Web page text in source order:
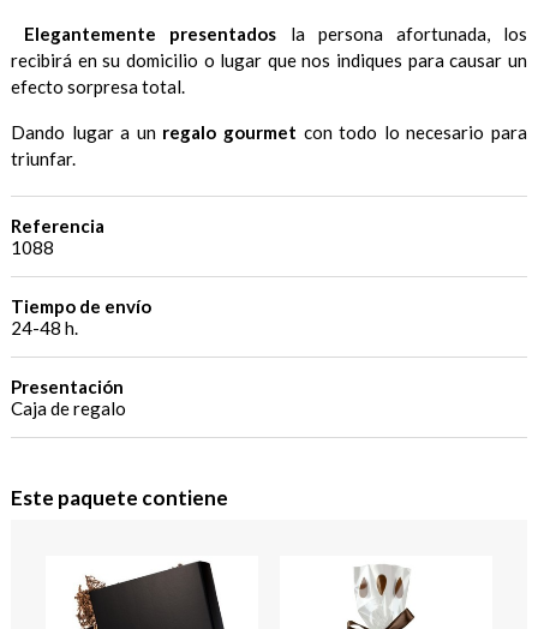
Elegantemente presentados la persona afortunada, los
recibirá en su domicilio o lugar que nos indiques para causar un
efecto sorpresa total.
Dando lugar a un regalo gourmet con todo lo necesario para
triunfar.
Referencia
1088
Tiempo de envío
24-48 h.
Presentación
Caja de regalo
Este paquete contiene